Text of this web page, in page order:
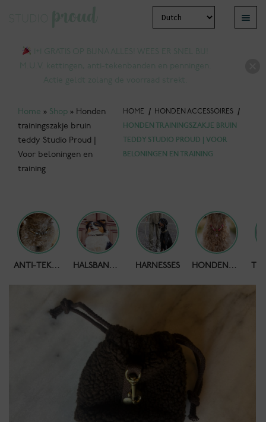
door
naar
Menu
Home » Shop » Honden
trainingszakje bruin
teddy Studio Proud |
Voor beloningen en
training
HOME / HONDEN ACCESSOIRES /
HONDEN TRAININGSZAKJE BRUIN
TEDDY STUDIO PROUD | VOOR
BELONINGEN EN TRAINING
ANTI-TEKENBAND HALSBANDEN HARNESSES HONDENKETTING